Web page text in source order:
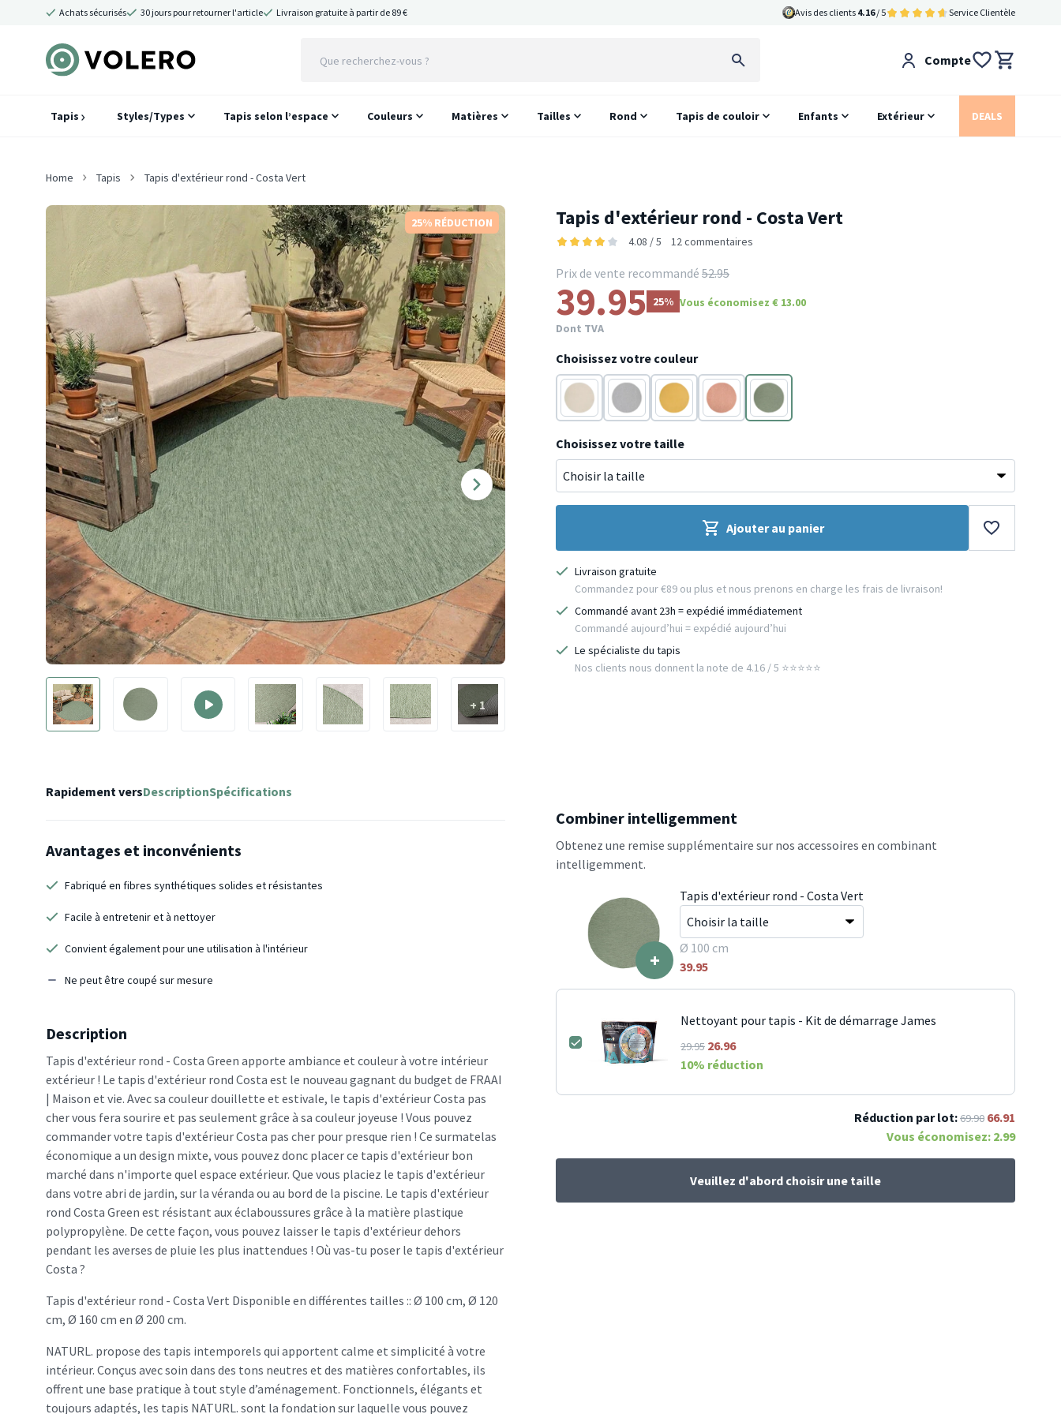
Achats sécurisés 30 jours pour retourner l'article Livraison gratuite à partir de 89 € Avis des clients 4.16/ 5 Service Clientèle
Compte
Tapis Styles/Types Tapis selon l’espace Couleurs Matières Tailles Rond Tapis de couloir Enfants Extérieur DEALS
Home Tapis Tapis d'extérieur rond - Costa Vert
25% RÉDUCTION
+ 1
Tapis d'extérieur rond - Costa Vert
4.08 / 5 12 commentaires
Prix de vente recommandé 52.95
39.95 25% Vous économisez € 13.00
Dont TVA
Choisissez votre couleur
Crème Gris Jaune TerracottaVert
Choisissez votre taille
Ajouter au panier
Livraison gratuite
Commandez pour €89 ou plus et nous prenons en charge les frais de livraison!
Commandé avant 23h = expédié immédiatement
Commandé aujourd’hui = expédié aujourd’hui
Le spécialiste du tapis
Nos clients nous donnent la note de 4.16 / 5 ⭐️⭐️⭐️⭐️⭐️
Rapidement versDescriptionSpécifications
Avantages et inconvénients
Fabriqué en fibres synthétiques solides et résistantes
Facile à entretenir et à nettoyer
Convient également pour une utilisation à l'intérieur
Ne peut être coupé sur mesure
Description
Tapis d'extérieur rond - Costa Green apporte ambiance et couleur à votre intérieur
extérieur ! Le tapis d'extérieur rond Costa est le nouveau gagnant du budget de FRAAI
| Maison et vie. Avec sa couleur douillette et estivale, le tapis d'extérieur Costa pas
cher vous fera sourire et pas seulement grâce à sa couleur joyeuse ! Vous pouvez
commander votre tapis d'extérieur Costa pas cher pour presque rien ! Ce surmatelas
économique a un design mixte, vous pouvez donc placer ce tapis d'extérieur bon
marché dans n'importe quel espace extérieur. Que vous placiez le tapis d'extérieur
dans votre abri de jardin, sur la véranda ou au bord de la piscine. Le tapis d'extérieur
rond Costa Green est résistant aux éclaboussures grâce à la matière plastique
polypropylène. De cette façon, vous pouvez laisser le tapis d'extérieur dehors
pendant les averses de pluie les plus inattendues ! Où vas-tu poser le tapis d'extérieur
Costa ?
Tapis d'extérieur rond - Costa Vert Disponible en différentes tailles :: Ø 100 cm, Ø 120
cm, Ø 160 cm en Ø 200 cm.
NATURL. propose des tapis intemporels qui apportent calme et simplicité à votre
intérieur. Conçus avec soin dans des tons neutres et des matières confortables, ils
offrent une base pratique à tout style d’aménagement. Fonctionnels, élégants et
toujours adaptés, les tapis NATURL. sont la fondation sur laquelle vous pouvez
Combiner intelligemment
Obtenez une remise supplémentaire sur nos accessoires en combinant
intelligemment.
+
Tapis d'extérieur rond - Costa Vert
Ø 100 cm
39.95
Nettoyant pour tapis - Kit de démarrage James
29.95 26.96
10% réduction
Réduction par lot:69.90 66.91
Vous économisez: 2.99
Veuillez d'abord choisir une taille